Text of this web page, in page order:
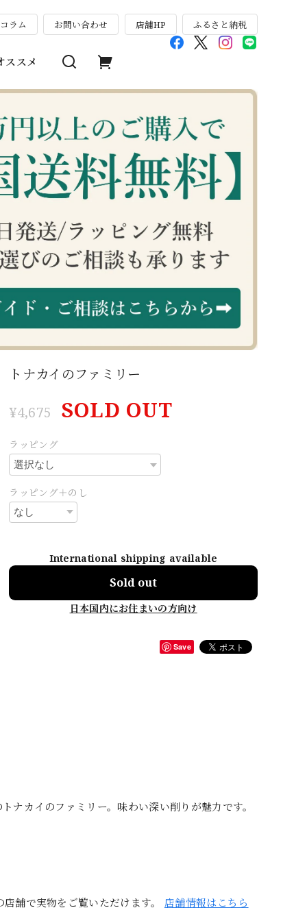
ラム お問い合わせ 店舗HP ふるさと納税
ススメ
トナカイのファミリー
¥4,675 SOLD OUT
ラッピング
ラッピング＋のし
International shipping available
Sold out
日本国内にお住まいの方向け
Save
ナカイのファミリー。味わい深い削りが魅力です。
舗で実物をご覧いただけます。 店舗情報はこちら